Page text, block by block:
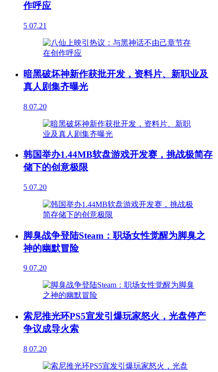
作呼应
5 07.21
暗黑破坏神新作获批开发，资料片、新职业及
真人剧集齐曝光
8 07.20
韩国举办1.44MB软盘游戏开发赛，挑战极简存
储下的创意极限
5 07.20
脚臭战争登陆Steam：职场女性觉醒为脚臭之
神的幽默冒险
9 07.20
索尼推光环PS5宣发引爆玩家怒火，光盘停产
争议成导火索
8 07.20